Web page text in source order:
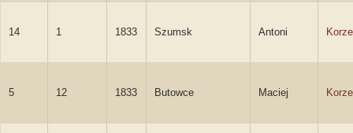
14 1 1833 Szumsk Antoni
5 12 1833 Butowce Maciej